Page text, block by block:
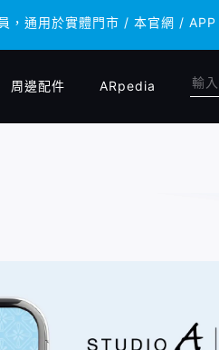
通用於實體門市 / 本官網 / APP
通用於實體門市 / 本官網 / APP
周邊配件 ARpedia